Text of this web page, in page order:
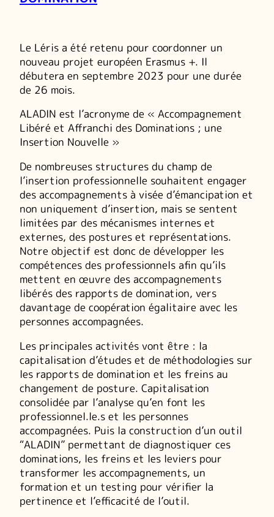
Le Léris a été retenu pour coordonner un
nouveau projet européen Erasmus +. Il
débutera en septembre 2023 pour une durée
de 26 mois.
ALADIN est l’acronyme de « Accompagnement
Libéré et Affranchi des Dominations ; une
Insertion Nouvelle »
De nombreuses structures du champ de
l’insertion professionnelle souhaitent engager
des accompagnements à visée d’émancipation et
non uniquement d’insertion, mais se sentent
limitées par des mécanismes internes et
externes, des postures et représentations.
Notre objectif est donc de développer les
compétences des professionnels afin qu’ils
mettent en œuvre des accompagnements
libérés des rapports de domination, vers
davantage de coopération égalitaire avec les
personnes accompagnées.
Les principales activités vont être : la
capitalisation d’études et de méthodologies sur
les rapports de domination et les freins au
changement de posture. Capitalisation
consolidée par l’analyse qu’en font les
professionnel.le.s et les personnes
accompagnées. Puis la construction d’un outil
“ALADIN” permettant de diagnostiquer ces
dominations, les freins et les leviers pour
transformer les accompagnements, un
formation et un testing pour vérifier la
pertinence et l’efficacité de l’outil.